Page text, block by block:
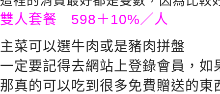
雙人套餐 598＋10%／人
主菜可以選牛肉或是豬肉拼盤
一定要記得去網站上登錄會員，
那真的可以吃到很多免費贈送的東